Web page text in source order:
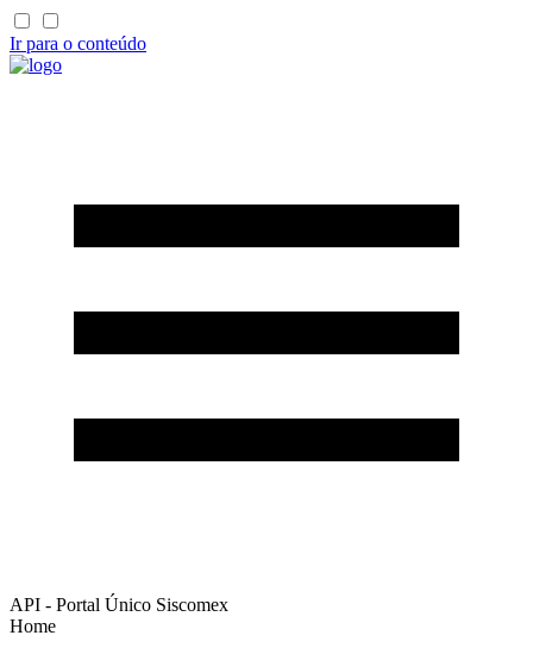
Ir para o conteúdo
API - Portal Único Siscomex
Home